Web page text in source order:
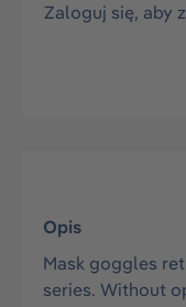
Zaloguj się, aby
Opis
Mask goggles
series. Without